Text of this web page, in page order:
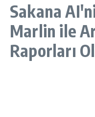
Sakana
Marlin ile
Raporları